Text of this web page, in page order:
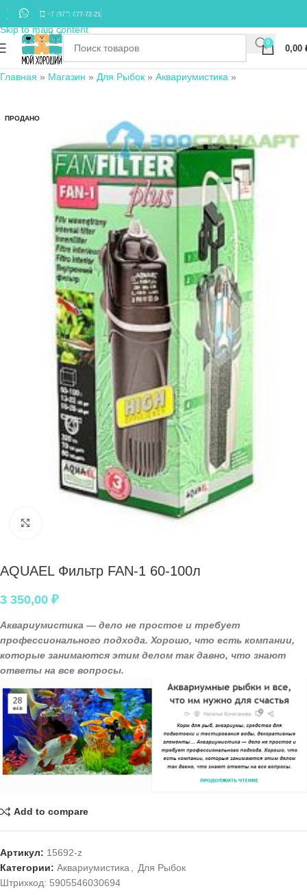
Skip to navigation
Skip to main content
+7 (977) 677-72-21
0
0,00
Главная » Магазин » Для Рыбок » Аквариумистика »
ПРОДАНО
AQUAEL Фильтр FAN-1 60-100л
3 350,00 ₽
Аквариумистика — дело не простое и требует
профессионального подхода. Хорошо, что есть компании,
которые занимаются этим делом так давно, что знают
ответы на все вопросы.
Add to compare
Артикул: 15692-z
Категории: Аквариумистика
Для Рыбок
Штрихкод: 5905546030694